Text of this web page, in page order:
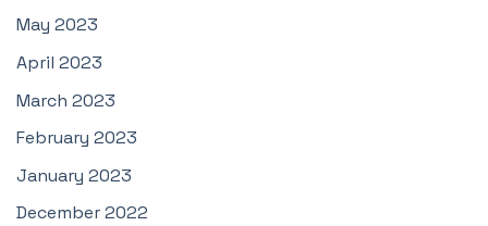
May 2023
April 2023
March 2023
February 2023
January 2023
December 2022